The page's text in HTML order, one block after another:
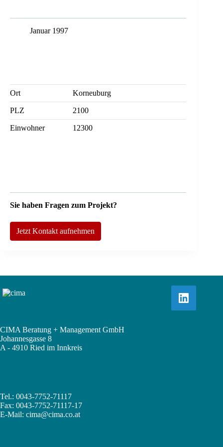
Januar 1997
Ort Korneuburg
PLZ 2100
Einwohner 12300
Sie haben Fragen zum Projekt?
Jetzt Kontakt aufnehmen
CIMA Beratung + Management GmbH
Johannesgasse 8
A - 4910 Ried im Innkreis
Tel.: 0043-7752-71117
Fax: 0043-7752-71117-17
E-Mail: cima@cima.co.at